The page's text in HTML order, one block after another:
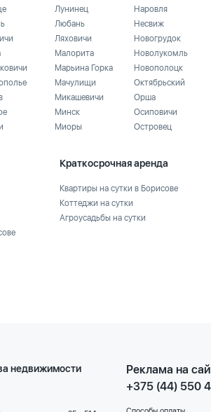
Лунинец
Любань
Ляховичи
Малорита
Марьина Горка
Мачулищи
Микашевичи
Минск
Миоры
Наровля
Несвиж
Новогрудок
Новолукомль
Новополоцк
Октябрьский
Орша
Осиповичи
Островец
Краткосрочная аренда
Квартиры на сутки в Борисове
Коттеджи на сутки
Агроусадьбы на сутки
недвижимости
Реклама на
+375 (44) 550